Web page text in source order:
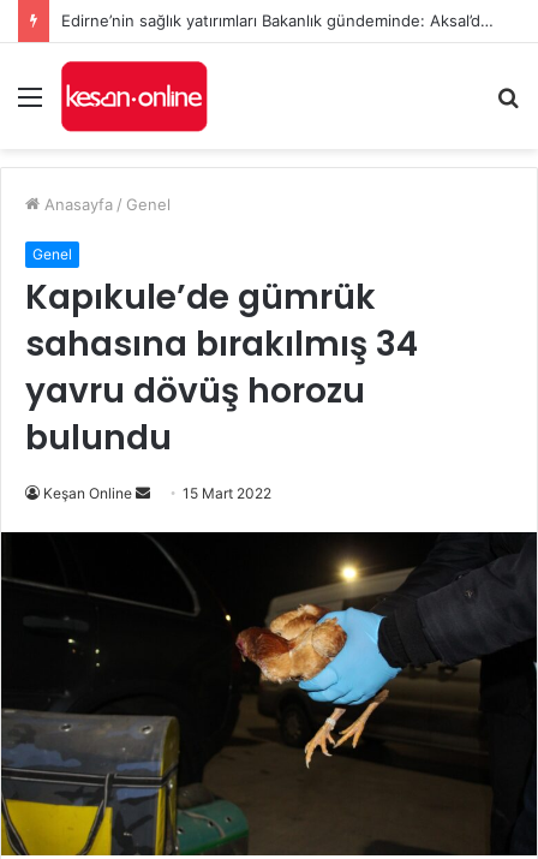
Edirne’nin sağlık yatırımları Bakanlık gündeminde: Aksal’dan Keşan için iki önemli talep
Menü
...
Anasayfa / Genel
Genel
Kapıkule’de gümrük
sahasına bırakılmış 34
yavru dövüş horozu
bulundu
Keşan Online
Bir
posta
göndermek
15 Mart 2022